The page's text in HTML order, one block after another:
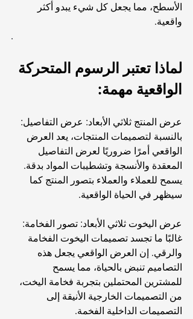
الأسطح، مما يجعل كل شيء يبدو أكثر
واقعية.
.
لماذا تعتبر الرسوم المتحركة
الواقعية مهمة:
عرض المنتج ثلاثي الأبعاد: عرض التفاصيل:
بالنسبة لتصميمات المنتجات، يعد العرض
الواقعي أمرًا ضروريًا لعرض التفاصيل
المعقدة والأنسجة وتشطيبات المواد بدقة.
يسمح للعملاء والعملاء بتصور المنتج كما
سيظهر في الحياة الواقعية.
عرض اليخوت ثلاثي الأبعاد: تصور الفخامة:
غالبًا ما تجسد تصميمات اليخوت الفخامة
والرقي. إن العرض الواقعي يجعل هذه
التصاميم تنبض بالحياة، مما يسمح
للمشترين المحتملين بتجربة فخامة اليخت،
من التصميمات الخارجية الأنيقة إلى
التصميمات الداخلية الفخمة.